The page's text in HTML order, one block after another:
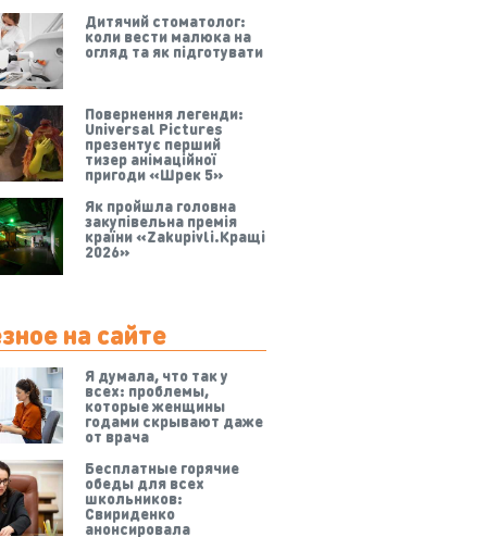
Дитячий стоматолог:
коли вести малюка на
огляд та як підготувати
Повернення легенди:
Universal Pictures
презентує перший
тизер анімаційної
пригоди «Шрек 5»
Як пройшла головна
закупівельна премія
країни «Zakupivli.Кращі
2026»
на сайте
Я думала, что так у
всех: проблемы,
которые женщины
годами скрывают даже
от врача
Бесплатные горячие
обеды для всех
школьников:
Свириденко
анонсировала